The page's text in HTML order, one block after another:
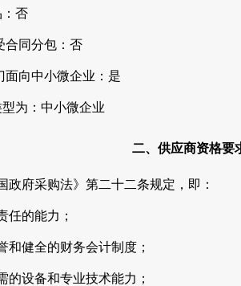
：否
合同分包：否
面向中小微企业：是
为：中小微企业
二、供应商资格要
政府采购法》第二十二条规定，即：
任的能力；
和健全的财务会计制度；
的设备和专业技术能力；